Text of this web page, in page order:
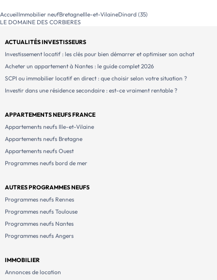
AccueilImmobilier neufBretagneIlle-et-VilaineDinard (35)
LE DOMAINE DES CORBIERES
ACTUALITÉS INVESTISSEURS
Investissement locatif : les clés pour bien démarrer et optimiser son achat
Acheter un appartement à Nantes : le guide complet 2026
SCPI ou immobilier locatif en direct : que choisir selon votre situation ?
Investir dans une résidence secondaire : est-ce vraiment rentable ?
APPARTEMENTS NEUFS FRANCE
Appartements neufs Ille-et-Vilaine
Appartements neufs Bretagne
Appartements neufs Ouest
Programmes neufs bord de mer
AUTRES PROGRAMMES NEUFS
Programmes neufs Rennes
Programmes neufs Toulouse
Programmes neufs Nantes
Programmes neufs Angers
IMMOBILIER
Annonces de location